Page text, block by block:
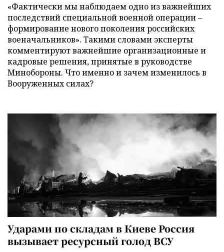
«Фактически мы наблюдаем одно из важнейших
последствий специальной военной операции –
формирование нового поколения российских
военачальников». Такими словами эксперты
комментируют важнейшие организационные и
кадровые решения, принятые в руководстве
Минобороны. Что именно и зачем изменилось в
Вооруженных силах?
Ударами по складам в Киеве Россия
вызывает ресурсный голод ВСУ